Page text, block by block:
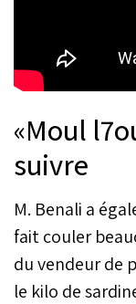
«Moul
suivre
M. Benali a
fait couler
du vendeur de
le kilo de